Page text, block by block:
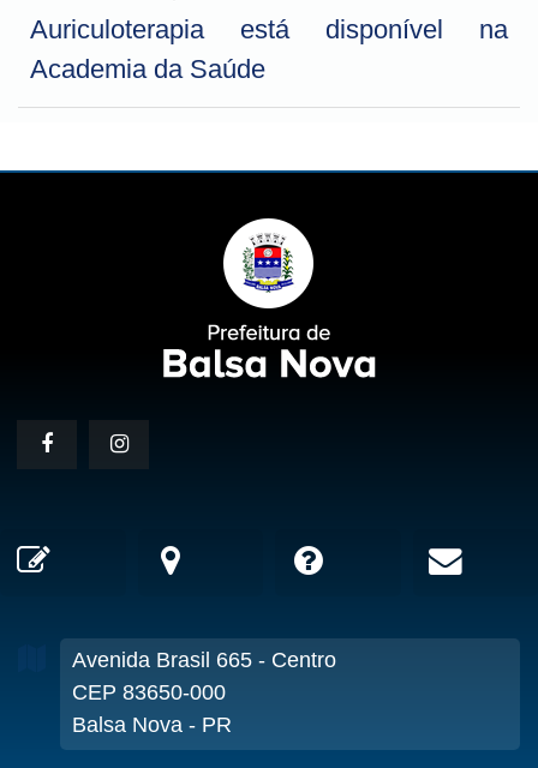
Auriculoterapia está disponível na
Academia da Saúde
Avenida Brasil 665 - Centro
CEP 83650-000
Balsa Nova - PR